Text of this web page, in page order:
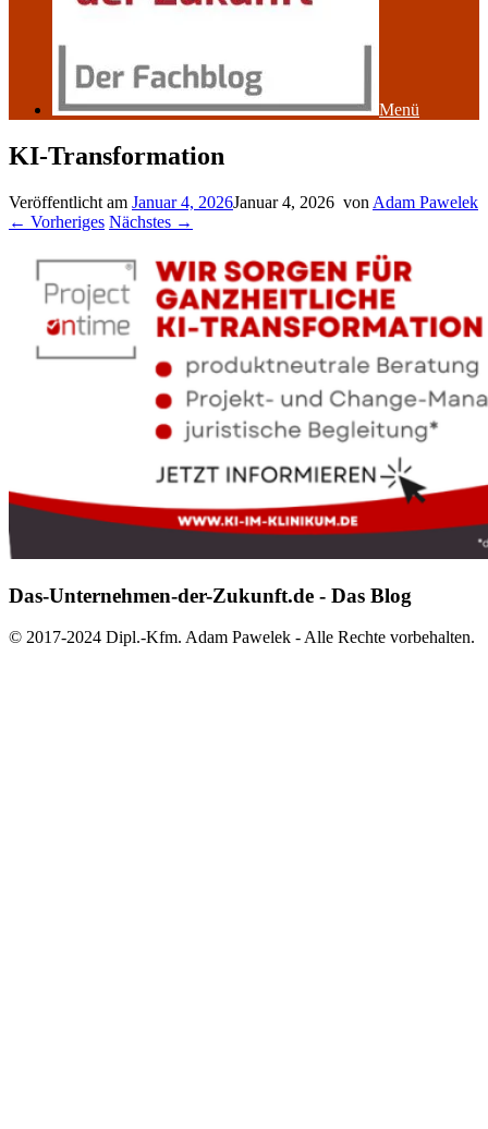
Menü
KI-Transformation
Veröffentlicht am Januar 4, 2026Januar 4, 2026 von Adam Pawelek
← Vorheriges Nächstes →
Das-Unternehmen-der-Zukunft.de - Das Blog
© 2017-2024 Dipl.-Kfm. Adam Pawelek - Alle Rechte vorbehalten.